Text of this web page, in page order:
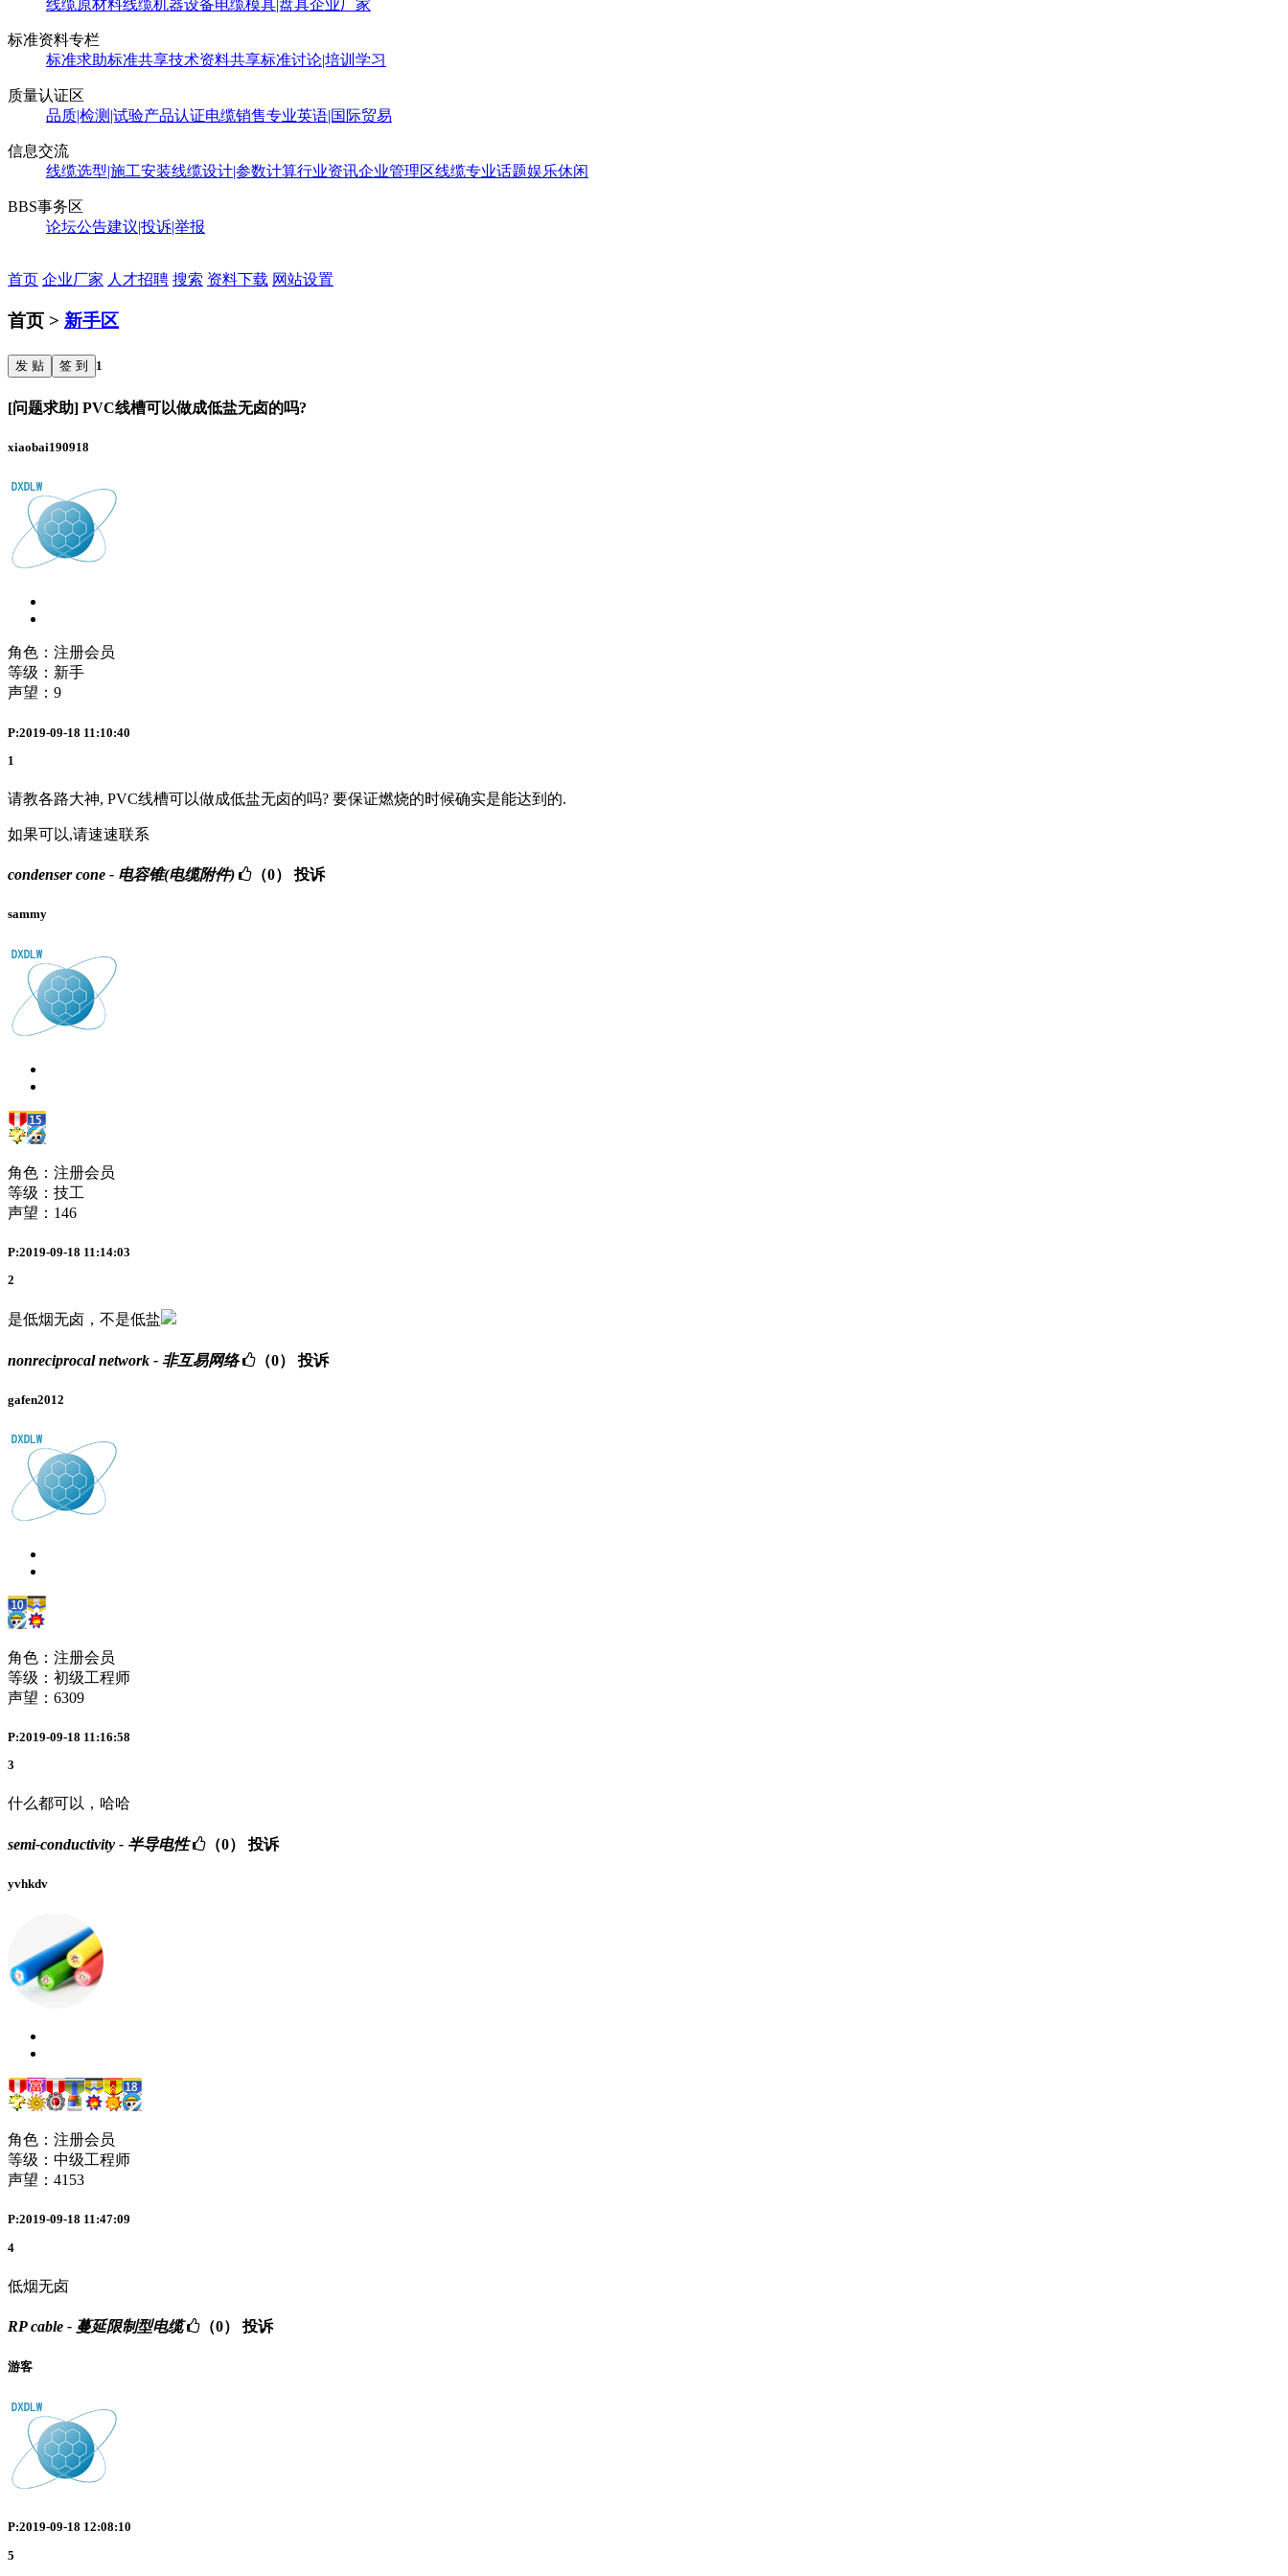
线缆原材料线缆机器设备电缆模具|盘具企业厂家
标准资料专栏
标准求助标准共享技术资料共享标准讨论|培训学习
质量认证区
品质|检测|试验产品认证电缆销售专业英语|国际贸易
信息交流
线缆选型|施工安装线缆设计|参数计算行业资讯企业管理区线缆专业话题娱乐休闲
BBS事务区
论坛公告建议|投诉|举报
首页 企业厂家 人才招聘 搜索 资料下载 网站设置
首页 > 新手区
发 贴 签 到 1
[问题求助] PVC线槽可以做成低盐无卤的吗?
xiaobai190918
角色：注册会员
等级：新手
声望： 9
P:2019-09-18 11:10:40
1
请教各路大神, PVC线槽可以做成低盐无卤的吗? 要保证燃烧的时候确实是能达到的.
如果可以,请速速联系
condenser cone - 电容锥(电缆附件) （0） 投诉
sammy
角色：注册会员
等级：技工
声望： 146
P:2019-09-18 11:14:03
2
是低烟无卤，不是低盐
nonreciprocal network - 非互易网络 （0） 投诉
gafen2012
角色：注册会员
等级：初级工程师
声望： 6309
P:2019-09-18 11:16:58
3
什么都可以，哈哈
semi-conductivity - 半导电性 （0） 投诉
yvhkdv
角色：注册会员
等级：中级工程师
声望： 4153
P:2019-09-18 11:47:09
4
低烟无卤
RP cable - 蔓延限制型电缆 （0） 投诉
游客
P:2019-09-18 12:08:10
5